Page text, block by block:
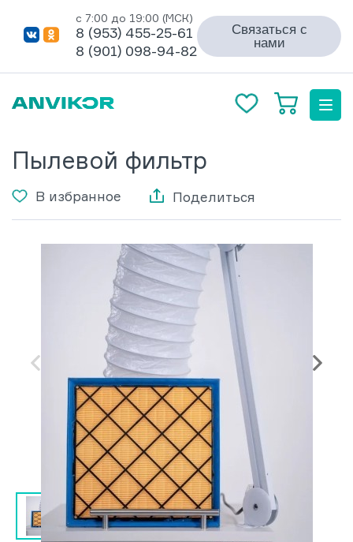
с 7:00 до 19:00 (МСК)
8 (953) 455-25-61
8 (901) 098-94-82
Связаться с
нами
Пылевой фильтр
В избранное Поделиться